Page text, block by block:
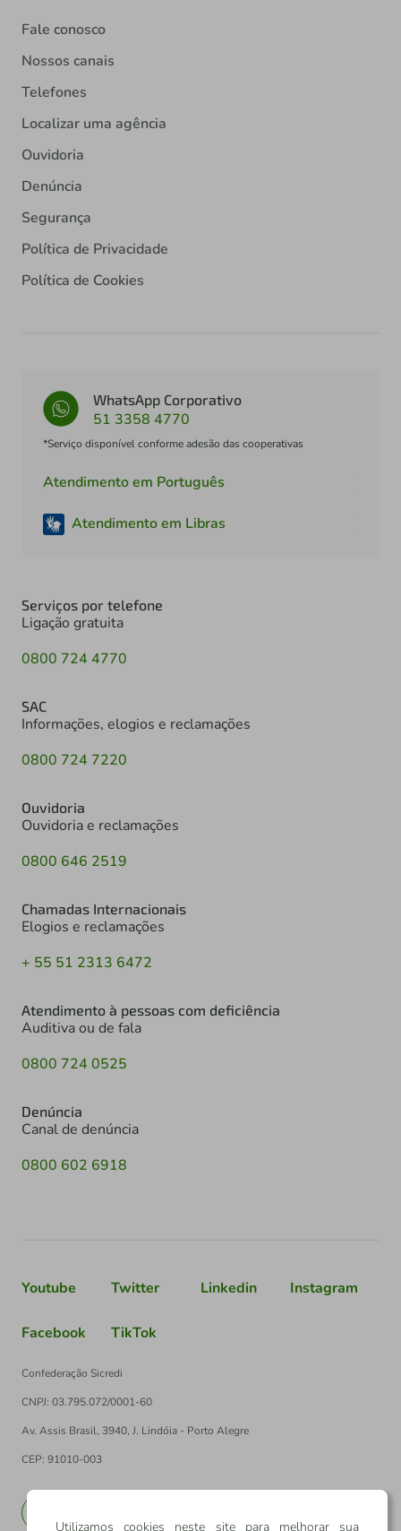
Fale conosco
Nossos canais
Telefones
Localizar uma agência
Ouvidoria
Denúncia
Segurança
Política de Privacidade
Política de Cookies
WhatsApp Corporativo
51 3358 4770
*Serviço disponível conforme adesão das cooperativas
Atendimento em Português
Atendimento em Libras
Serviços por telefone
Ligação gratuita
0800 724 4770
SAC
Informações, elogios e reclamações
0800 724 7220
Ouvidoria
Ouvidoria e reclamações
0800 646 2519
Chamadas Internacionais
Elogios e reclamações
+ 55 51 2313 6472
Atendimento à pessoas com deficiência
Auditiva ou de fala
0800 724 0525
Denúncia
Canal de denúncia
0800 602 6918
Youtube Twitter Linkedin Instagram
Facebook TikTok
Confederação Sicredi
CNPJ: 03.795.072/0001-60
Av. Assis Brasil, 3940, J. Lindóia - Porto Alegre
CEP: 91010-003
Utilizamos cookies neste site para melhorar sua